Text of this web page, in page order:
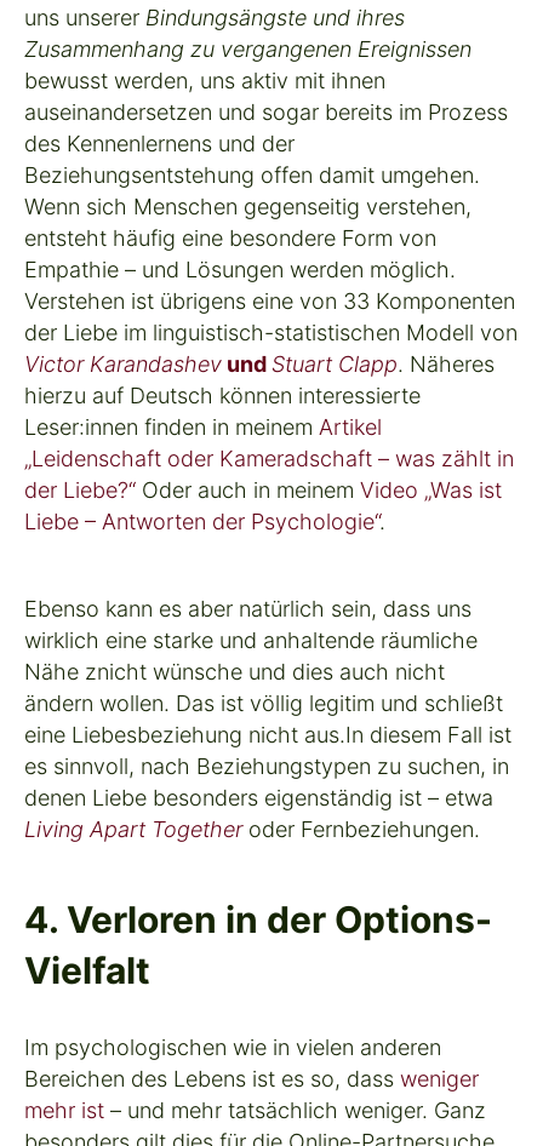
uns unserer Bindungsängste und ihres
Zusammenhang zu vergangenen Ereignissen
bewusst werden, uns aktiv mit ihnen
auseinandersetzen und sogar bereits im Prozess
des Kennenlernens und der
Beziehungsentstehung offen damit umgehen.
Wenn sich Menschen gegenseitig verstehen,
entsteht häufig eine besondere Form von
Empathie – und Lösungen werden möglich.
Verstehen ist übrigens eine von 33 Komponenten
der Liebe im linguistisch-statistischen Modell von
Victor Karandashev und Stuart Clapp. Näheres
hierzu auf Deutsch können interessierte
Leser:innen finden in meinem Artikel
„Leidenschaft oder Kameradschaft – was zählt in
der Liebe?“ Oder auch in meinem Video „Was ist
Liebe – Antworten der Psychologie“.
Ebenso kann es aber natürlich sein, dass uns
wirklich eine starke und anhaltende räumliche
Nähe znicht wünsche und dies auch nicht
ändern wollen. Das ist völlig legitim und schließt
eine Liebesbeziehung nicht aus.In diesem Fall ist
es sinnvoll, nach Beziehungstypen zu suchen, in
denen Liebe besonders eigenständig ist – etwa
Living Apart Togetheroder Fernbeziehungen.
4. Verloren in der Options-
Vielfalt
Im psychologischen wie in vielen anderen
Bereichen des Lebens ist es so, dass weniger
mehr ist – und mehr tatsächlich weniger. Ganz